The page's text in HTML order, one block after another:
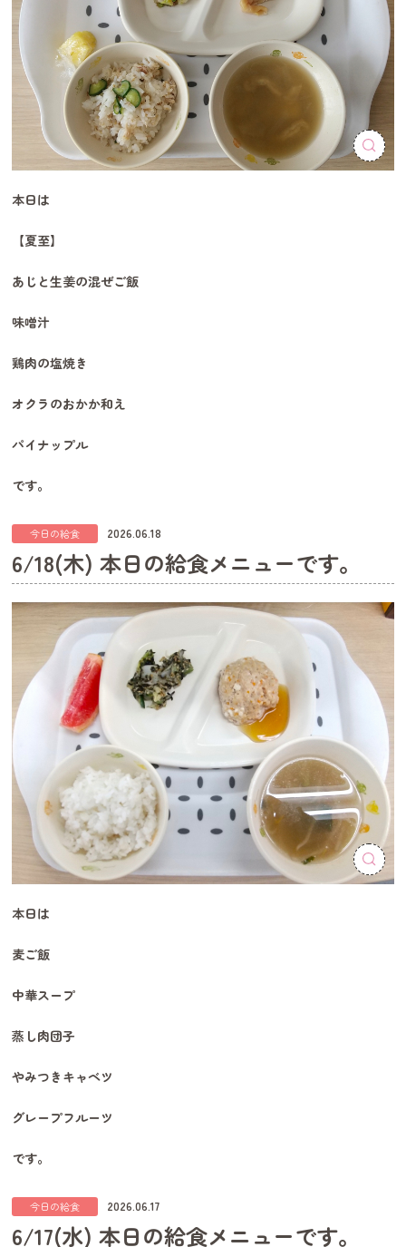
本日は
【夏至】
あじと生姜の混ぜご飯
味噌汁
鶏肉の塩焼き
オクラのおかか和え
パイナップル
です。
今日の給食 2026.06.18
6/18(木) 本日の給食メニューです。
本日は
麦ご飯
中華スープ
蒸し肉団子
やみつきキャベツ
グレープフルーツ
です。
今日の給食 2026.06.17
6/17(水) 本日の給食メニューです。